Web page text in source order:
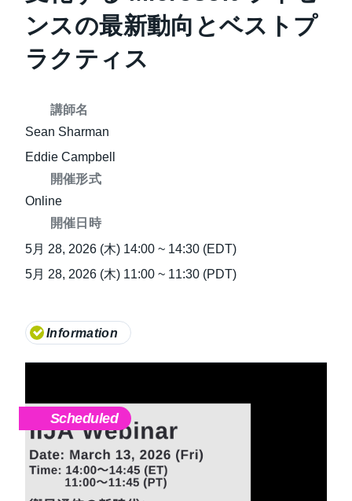
ンスの最新動向とベストプ
ラクティス
講師名
Sean Sharman
Eddie Campbell
開催形式
Online
開催日時
5月 28, 2026 (木) 14:00 ~ 14:30 (EDT)
5月 28, 2026 (木) 11:00 ~ 11:30 (PDT)
Information
Scheduled